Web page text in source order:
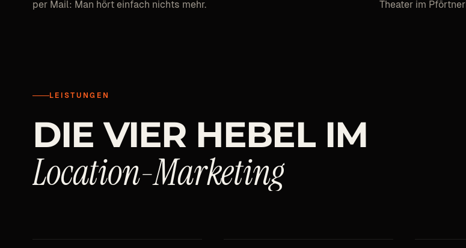
per Mail: Man hört einfach nichts mehr.
Theater im
LEISTUNGEN
DIE VIER HEBEL IM
Location-Marketing